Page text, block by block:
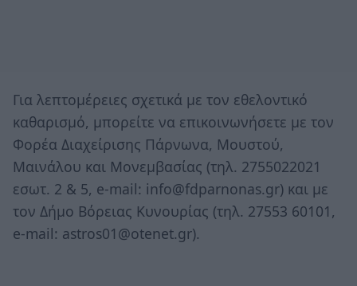
Για λεπτομέρειες σχετικά με τον εθελοντικό
καθαρισμό, μπορείτε να επικοινωνήσετε με τον
Φορέα Διαχείρισης Πάρνωνα, Μουστού,
Μαινάλου και Μονεμβασίας (τηλ. 2755022021
εσωτ. 2 & 5, e-mail: info@fdparnonas.gr) και με
τον Δήμο Βόρειας Κυνουρίας (τηλ. 27553 60101,
e-mail: astros01@otenet.gr).